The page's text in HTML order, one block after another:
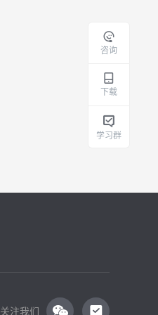
咨询
下载
学习群
关注我们